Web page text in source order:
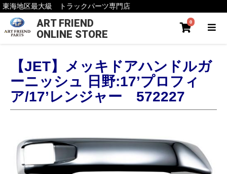
東海地区最大級 トラックパーツ専門店
ART FRIEND
ONLINE STORE
0
【JET】メッキドアハンドルガ
ーニッシュ 日野:17’プロフィ
ア/17’レンジャー 572227